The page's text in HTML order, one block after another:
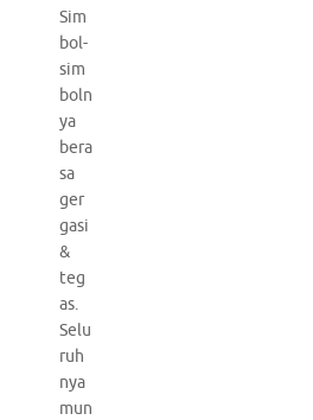
Sim
bol-
sim
boln
ya
bera
sa
ger
gasi
&
teg
as.
Selu
ruh
nya
mun